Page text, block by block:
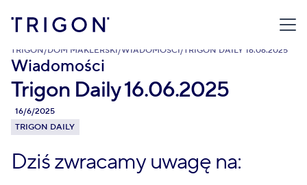
TRIGON/DOM MAKLERSKI/WIADOMOŚCI/ TRIGON DAILY 16.06.2025
Wiadomości
Trigon Daily 16.06.2025
16/6/2025
TRIGON DAILY
Dziś zwracamy uwagę na: